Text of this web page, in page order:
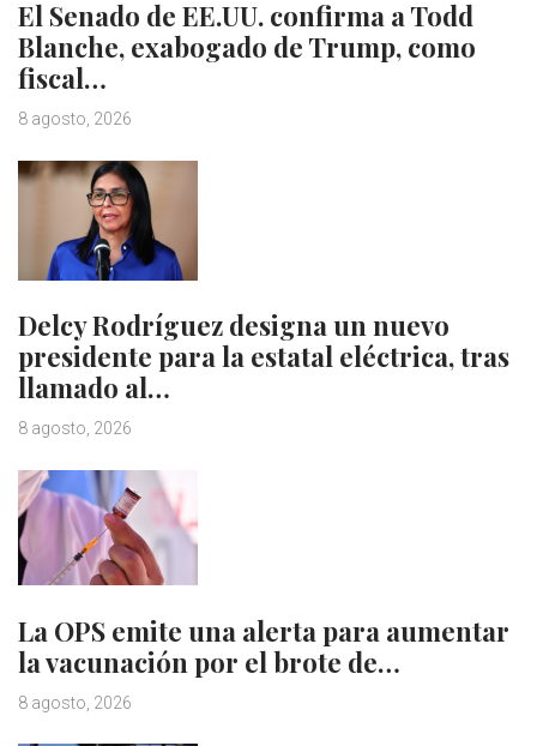
El Senado de EE.UU. confirma a Todd
Blanche, exabogado de Trump, como
fiscal…
8 agosto, 2026
Delcy Rodríguez designa un nuevo
presidente para la estatal eléctrica, tras
llamado al…
8 agosto, 2026
La OPS emite una alerta para aumentar
la vacunación por el brote de…
8 agosto, 2026